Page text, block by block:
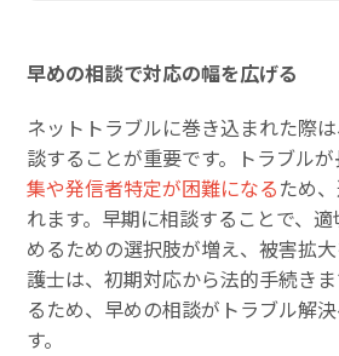
早めの相談で対応の幅を広げる
ネットトラブルに巻き込まれた際
談することが重要です。トラブルが
集や発信者特定が困難になるため
れます。早期に相談することで、
めるための選択肢が増え、被害拡
護士は、初期対応から法的手続き
るため、早めの相談がトラブル解
す。